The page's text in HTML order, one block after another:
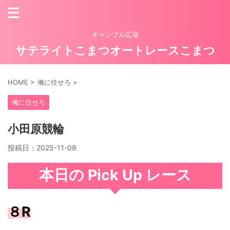
ギャンブル広場
サテライトこまつオートレースこまつ
HOME > 俺に任せろ >
俺に任せろ
小田原競輪
投稿日： 2025-11-08
本日の Pick Up レース
８R